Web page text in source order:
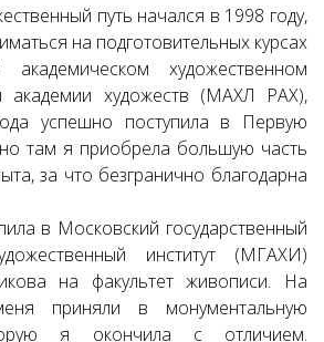
путь начался в 1998 году,
на подготовительных курсах
художественном
академии художеств (МАХЛ РАХ),
успешно поступила в Первую
там я приобрела большую часть
за что безгранично благодарна
в Московский государственный
институт (МГАХИ)
на факультет живописи. На
приняли в монументальную
я окончила с отличием.